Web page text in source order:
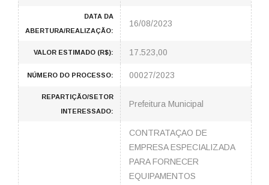
DATA DA
ABERTURA/REALIZAÇÃO:
16/08/2023
VALOR ESTIMADO (R$): 17.523,00
NÚMERO DO PROCESSO: 00027/2023
REPARTIÇÃO/SETOR
INTERESSADO:
Prefeitura Municipal
CONTRATAÇAO DE
EMPRESA ESPECIALIZADA
PARA FORNECER
EQUIPAMENTOS